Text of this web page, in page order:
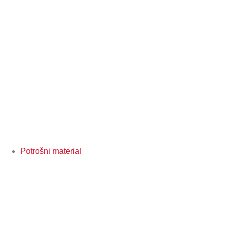
Potrošni material